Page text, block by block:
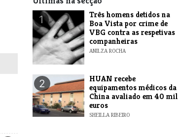
1
Três homens detidos na
Boa Vista por crime de
VBG contra as respetivas
companheiras
ANILZA ROCHA
2
HUAN recebe
equipamentos médicos da
China avaliado em 40 mil
euros
SHEILLA RIBEIRO